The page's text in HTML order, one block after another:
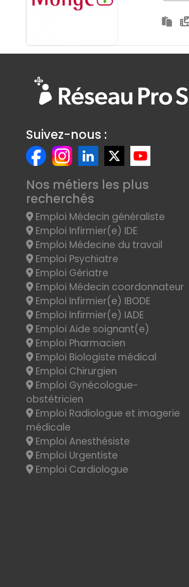
Suivez-nous :
Nos métiers les plus
recherchés
Emploi Médecin généraliste
Emploi Infirmier(e) IDE
Emploi Médecine du travail
Emploi Psychiatre
Emploi Gériatre
Emploi Médecin coordonnateur
Emploi Infirmier(e) IBODE
Emploi Infirmier(e) IADE
Emploi Aide soignant(e)
Emploi Pharmacien
Emploi Biologiste médical
Emploi Chirurgien
Emploi Gynécologue-
obstétricien
Emploi Radiologue et imagerie
médicale
Emploi Anesthésiste
Emploi Urgentiste
Emploi Cardiologue